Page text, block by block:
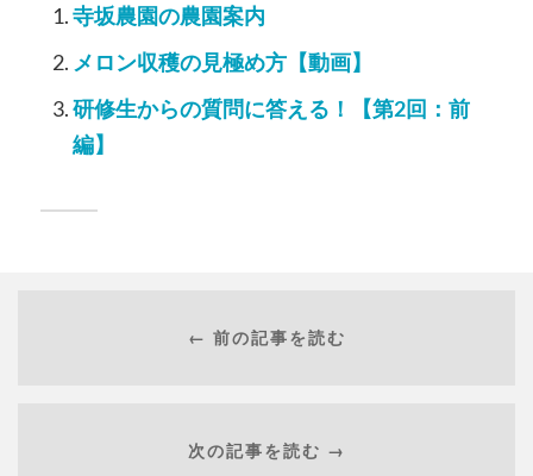
寺坂農園の農園案内
メロン収穫の見極め方【動画】
研修生からの質問に答える！【第2回：前
編】
← 前の記事を読む
次の記事を読む →